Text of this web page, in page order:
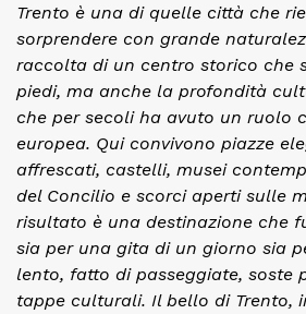
Trento è una di quelle città che
sorprendere con grande
raccolta di un centro storico che
piedi, ma anche la profondità
che per secoli ha avuto un ruolo
europea. Qui convivono piazze
affrescati, castelli, musei
del Concilio e scorci aperti sulle
risultato è una destinazione che
sia per una gita di un giorno sia
lento, fatto di passeggiate, soste
tappe culturali. Il bello di Trento,